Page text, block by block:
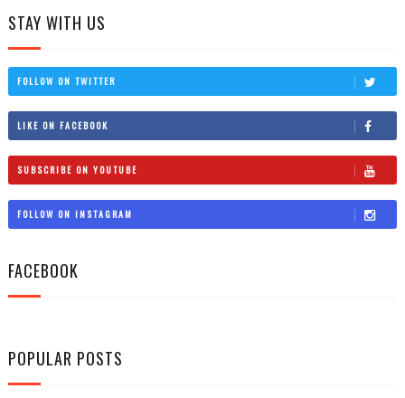
STAY WITH US
FOLLOW ON TWITTER
LIKE ON FACEBOOK
SUBSCRIBE ON YOUTUBE
FOLLOW ON INSTAGRAM
FACEBOOK
POPULAR POSTS